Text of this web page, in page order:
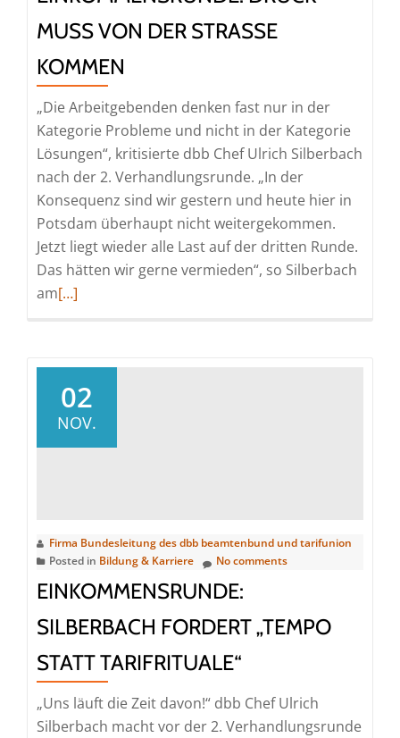
MUSS VON DER STRASSE K
OMMEN
„Die Arbeitgebenden denken fast nur in der
Kategorie Probleme und nicht in der Kategorie
Lösungen“, kritisierte dbb Chef Ulrich Silberbach
nach der 2. Verhandlungsrunde. „In der
Konsequenz sind wir gestern und heute hier in
Potsdam überhaupt nicht weitergekommen.
Jetzt liegt wieder alle Last auf der dritten Runde.
Das hätten wir gerne vermieden“, so Silberbach
amRead
über
Einkommensrunde:
Druck
kommen
[…]
02
NOV.
Firma Bundesleitung des dbb beamtenbund und tarifunion
Posted in Bildung & Karriere No comments
EINKOMMENSRUNDE:
SILBERBACH FORDERT „TEMPO
STATT TARIFRITUALE“
„Uns läuft die Zeit davon!“ dbb Chef Ulrich
Silberbach macht vor der 2. Verhandlungsrunde